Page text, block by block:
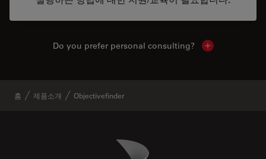
Do you prefer personal consulting? Show local
홈 제품소개 Objectivefinder
Danaher Logo